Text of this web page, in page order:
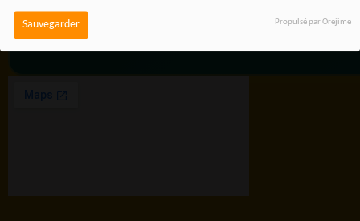
Sauvegarder Propulsé par Orejime
EST UNE FORCE